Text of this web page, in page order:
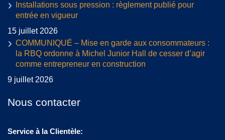
Installations sous pression : règlement publié pour
entrée en vigueur
15 juillet 2026
COMMUNIQUÉ – Mise en garde aux consommateurs :
la RBQ ordonne à Michel Junior Hall de cesser d’agir
comme entrepreneur en construction
9 juillet 2026
Nous contacter
Service à la Clientèle: